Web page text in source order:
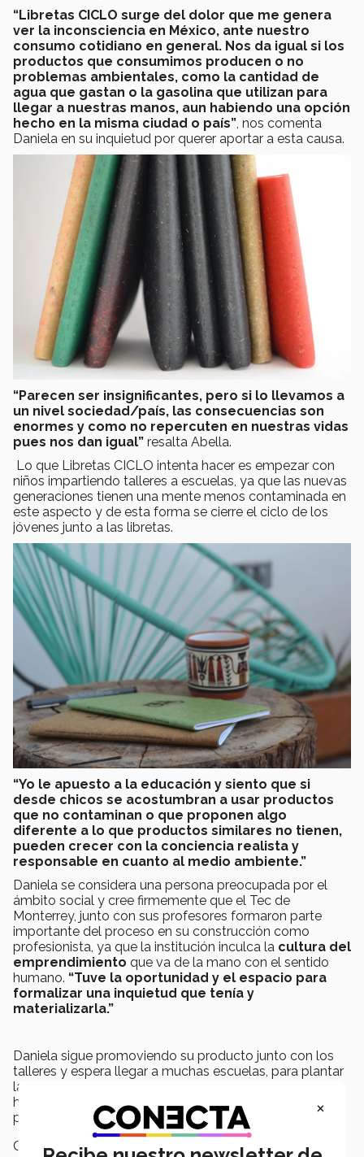
“Libretas CICLO surge del dolor que me genera
ver la inconsciencia en México, ante nuestro
consumo cotidiano en general. Nos da igual si los
productos que consumimos producen o no
problemas ambientales, como la cantidad de
agua que gastan o la gasolina que utilizan para
llegar a nuestras manos, aun habiendo una opción
hecho en la misma ciudad o país” , nos comenta
Daniela en su inquietud por querer aportar a esta causa.
“Parecen ser insignificantes, pero si lo llevamos a
un nivel sociedad/país, las consecuencias son
enormes y como no repercuten en nuestras vidas
pues nos dan igual” resalta Abella.
Lo que Libretas CICLO intenta hacer es empezar con
niños impartiendo talleres a escuelas, ya que las nuevas
generaciones tienen una mente menos contaminada en
este aspecto y de esta forma se cierre el ciclo de los
jóvenes junto a las libretas.
“Yo le apuesto a la educación y siento que si
desde chicos se acostumbran a usar productos
que no contaminan o que proponen algo
diferente a lo que productos similares no tienen,
pueden crecer con la conciencia realista y
responsable en cuanto al medio ambiente.”
Daniela se considera una persona preocupada por el
ámbito social y cree firmemente que el Tec de
Monterrey, junto con sus profesores formaron parte
importante del proceso en su construcción como
profesionista, ya que la institución inculca la cultura del
emprendimiento que va de la mano con el sentido
humano. “Tuve la oportunidad y el espacio para
formalizar una inquietud que tenía y
materializarla.”
Daniela sigue promoviendo su producto junto con los
talleres y espera llegar a muchas escuelas, para plantar
la semilla de la conciencia que, como ella lo confirma,
ha sido su mayor logro en cuanto a este ambicioso
proyecto.
Campus:
Puebla
×